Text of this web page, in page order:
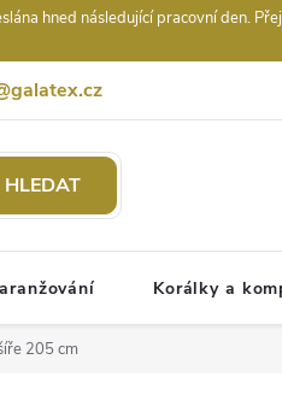
hned následující pracovní den.
Hodnocení obchodu
HLEDAT
Korálky a
205 cm